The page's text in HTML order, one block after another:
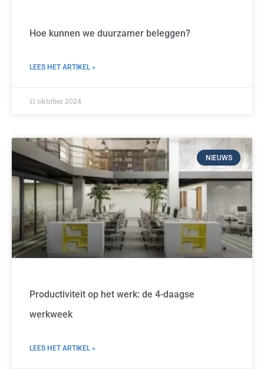
Hoe kunnen we duurzamer beleggen?
LEES HET ARTIKEL »
11 oktober 2024
NIEUWS
Productiviteit op het werk: de 4-daagse
werkweek
LEES HET ARTIKEL »